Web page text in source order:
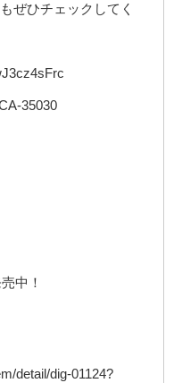
ぜひチェックしてく
35030
中！
detail/dig-01124?